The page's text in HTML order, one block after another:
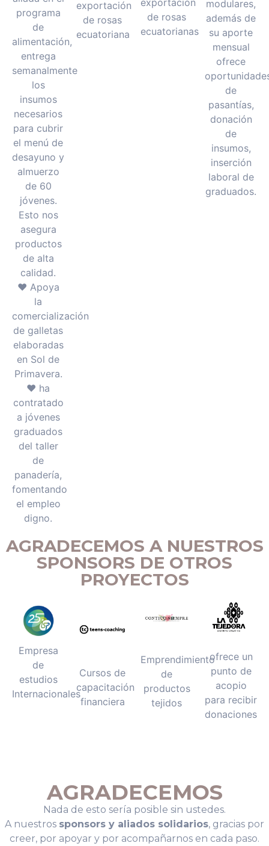
programa
de
alimentación,
entrega
semanalmente
los
insumos
necesarios
para cubrir
el menú de
desayuno y
almuerzo
de 60
jóvenes.
Esto nos
asegura
productos
de alta
calidad.
♥ Apoya
la
comercialización
de galletas
elaboradas
en Sol de
Primavera.
♥ ha
contratado
a jóvenes
graduados
del taller
de
panadería,
fomentando
el empleo
digno.
exportación
de rosas
ecuatoriana
exportación
de rosas
ecuatorianas
modulares,
además de
su aporte
mensual
ofrece
de
pasantías,
donación
de
insumos,
inserción
laboral de
graduados.
AGRADECEMOS A NUESTROS
SPONSORS DE OTROS
PROYECTOS
Empresa
de
estudios
Internacionales
Cursos de
capacitación
financiera
Emprendimiento
de
productos
tejidos
ofrece un
punto de
acopio
para recibir
donaciones
AGRADECEMOS
Nada de esto sería posible sin ustedes.
A nuestros sponsors y aliados solidarios, gracias por
creer, por apoyar y por acompañarnos en cada paso.